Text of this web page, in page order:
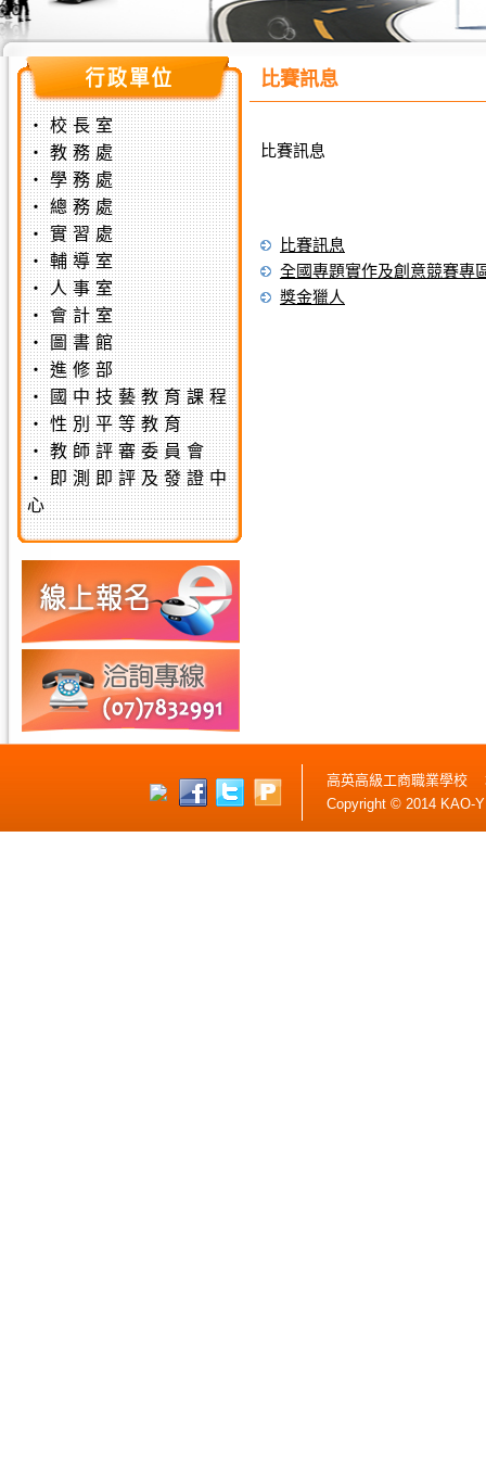
‧校長室
‧教務處
‧學務處
‧總務處
‧實習處
‧輔導室
‧人事室
‧會計室
‧圖書館
‧進修部
‧國中技藝教育課程
‧性別平等教育
‧教師評審委員會
‧即測即評及發證中
心
比賽訊息
比賽訊息
比賽訊息
全國專題實作及創意競賽專
獎金獵人
高英高級工商職業學校
Copyright © 2014 KAO-